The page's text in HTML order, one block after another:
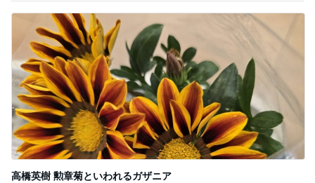
高橋英樹 勲章菊といわれるガザニア